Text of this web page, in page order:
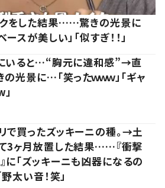
をした結果……驚きの光景に
ースが美しい」「似すぎ！！」
いると…“胸元に違和感”→直
の光景に…「笑ったｗｗｗ」「ギャ
で買ったズッキーニの種。→土
3ヶ月放置した結果……『衝撃
に「ズッキーニも凶器になるの
野太い音！笑」